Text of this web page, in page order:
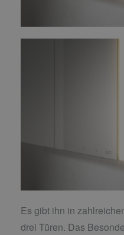
Es gibt ihn in
drei Türen. Das